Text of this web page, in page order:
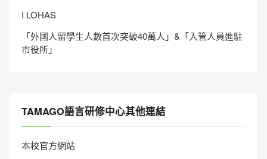
I LOHAS
「外國人留學生人數首次突破40萬人」&「入管人員進駐
市役所」
TAMAGO語言研修中心其他連結
本校官方網站